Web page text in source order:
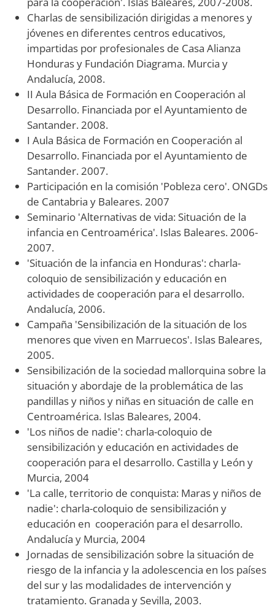
Charlas de sensibilización dirigidas a menores y
jóvenes en diferentes centros educativos,
impartidas por profesionales de Casa Alianza
Honduras y Fundación Diagrama. Murcia y
Andalucía, 2008.
II Aula Básica de Formación en Cooperación al
Desarrollo. Financiada por el Ayuntamiento de
Santander. 2008.
I Aula Básica de Formación en Cooperación al
Desarrollo. Financiada por el Ayuntamiento de
Santander. 2007.
Participación en la comisión 'Pobleza cero'. ONGDs
de Cantabria y Baleares. 2007
Seminario 'Alternativas de vida: Situación de la
infancia en Centroamérica'. Islas Baleares. 2006-
2007.
'Situación de la infancia en Honduras': charla-
coloquio de sensibilización y educación en
actividades de cooperación para el desarrollo.
Andalucía, 2006.
Campaña 'Sensibilización de la situación de los
menores que viven en Marruecos'. Islas Baleares,
2005.
Sensibilización de la sociedad mallorquina sobre la
situación y abordaje de la problemática de las
pandillas y niños y niñas en situación de calle en
Centroamérica. Islas Baleares, 2004.
'Los niños de nadie': charla-coloquio de
sensibilización y educación en actividades de
cooperación para el desarrollo. Castilla y León y
Murcia, 2004
'La calle, territorio de conquista: Maras y niños de
nadie': charla-coloquio de sensibilización y
educación en cooperación para el desarrollo.
Andalucía y Murcia, 2004
Jornadas de sensibilización sobre la situación de
riesgo de la infancia y la adolescencia en los países
del sur y las modalidades de intervención y
tratamiento. Granada y Sevilla, 2003.